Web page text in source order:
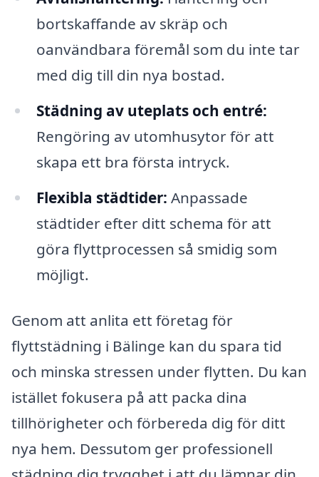
bortskaffande av skräp och
oanvändbara föremål som du inte tar
med dig till din nya bostad.
Städning av uteplats och entré:
Rengöring av utomhusytor för att
skapa ett bra första intryck.
Flexibla städtider: Anpassade
städtider efter ditt schema för att
göra flyttprocessen så smidig som
möjligt.
Genom att anlita ett företag för
flyttstädning i Bälinge kan du spara tid
och minska stressen under flytten. Du kan
istället fokusera på att packa dina
tillhörigheter och förbereda dig för ditt
nya hem. Dessutom ger professionell